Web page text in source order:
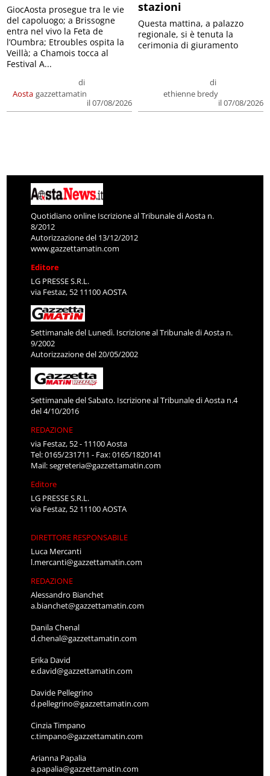
Aosta
di
gazzettamatin
il 07/08/2026
GiocAosta prosegue tra le vie
del capoluogo; a Brissogne
entra nel vivo la Feta de
l’Oumbra; Etroubles ospita la
Veillà; a Chamois tocca al
Festival A...
stazioni
di
ethienne bredy
il 07/08/2026
Questa mattina, a palazzo
regionale, si è tenuta la
cerimonia di giuramento
Quotidiano online Iscrizione al Tribunale di Aosta n.
8/2012
Autorizzazione del 13/12/2012
www.gazzettamatin.com
Editore
LG PRESSE S.R.L.
via Festaz, 52 11100 AOSTA
Settimanale del Lunedì. Iscrizione al Tribunale di Aosta n.
9/2002
Autorizzazione del 20/05/2002
Settimanale del Sabato. Iscrizione al Tribunale di Aosta n.4
del 4/10/2016
REDAZIONE
via Festaz, 52 - 11100 Aosta
Tel: 0165/231711 - Fax: 0165/1820141
Mail:segreteria@gazzettamatin.com
Editore
LG PRESSE S.R.L.
via Festaz, 52 11100 AOSTA
DIRETTORE RESPONSABILE
Luca Mercanti
l.mercanti@gazzettamatin.com
REDAZIONE
Alessandro Bianchet
a.bianchet@gazzettamatin.com
Danila Chenal
d.chenal@gazzettamatin.com
Erika David
e.david@gazzettamatin.com
Davide Pellegrino
d.pellegrino@gazzettamatin.com
Cinzia Timpano
c.timpano@gazzettamatin.com
Arianna Papalia
a.papalia@gazzettamatin.com